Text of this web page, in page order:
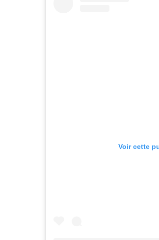
Voir cette